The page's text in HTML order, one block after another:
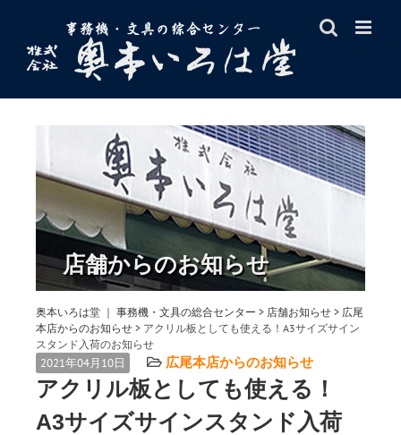
content
店舗からのお知らせ
奥本いろは堂 ｜ 事務機・文具の総合センター > 店舗お知らせ > 広尾
本店からのお知らせ > アクリル板としても使える！A3サイズサイン
スタンド入荷のお知らせ
2021年04月10日 広尾本店からのお知らせ
アクリル板としても使える！
A3サイズサインスタンド入荷